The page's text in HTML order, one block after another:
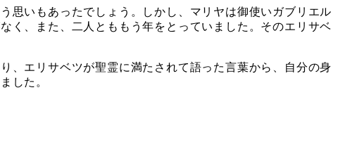
思いもあったでしょう。しかし、マリヤは御使いガブリエル
く、また、二人とももう年をとっていました。そのエリサベ
、エリサベツが聖霊に満たされて語った言葉から、自分の身
した。